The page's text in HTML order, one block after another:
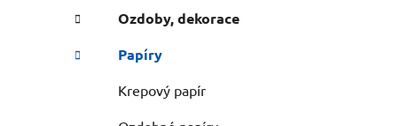
Ozdoby, dekorace
Papíry
Krepový papír